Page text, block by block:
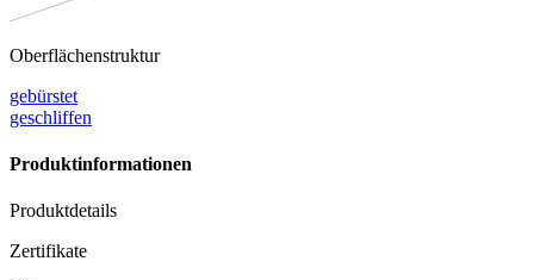
Oberflächenstruktur
gebürstet
geschliffen
Produktinformationen
Produktdetails
Zertifikate